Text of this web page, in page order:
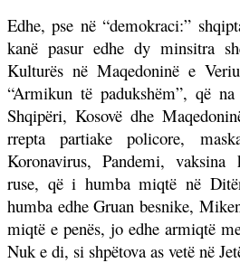
Edhe, pse në “demokraci:”
kanë pasur edhe dy minsitra
Kulturës në Maqedoninë e
“Armikun të padukshëm”, që
Shqipëri, Kosovë dhe
rrepta partiake policore,
Koronavirus, Pandemi, vaksina
ruse, që i humba miqtë në
humba edhe Gruan besnike,
miqtë e penës, jo edhe armiqtë
Nuk e di, si shpëtova as vetë në